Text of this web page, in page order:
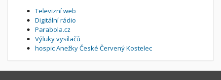
Televizní web
Digitální rádio
Parabola.cz
Výluky vysílačů
hospic Anežky České Červený Kostelec